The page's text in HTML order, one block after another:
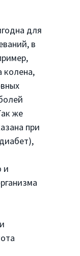
для
в
колена,
же
при
и